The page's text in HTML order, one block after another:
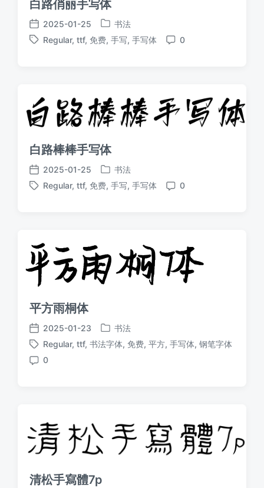
白路俏丽手写体
发
布
2025-01-25
发
布
书法
标
Regular, ttf, 免费, 手写, 手写体
评
0
白路棒棒手写体
发
布
2025-01-25
发
布
书法
标
Regular, ttf, 免费, 手写, 手写体
评
0
平方雨桐体
发
布
日
2025-01-23
发
布
书法
标
签
Regular, ttf, 书法字体, 免费, 平方, 手写体, 钢笔字体
评
0
清松手寫體7p